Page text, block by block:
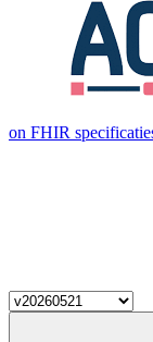
on FHIR